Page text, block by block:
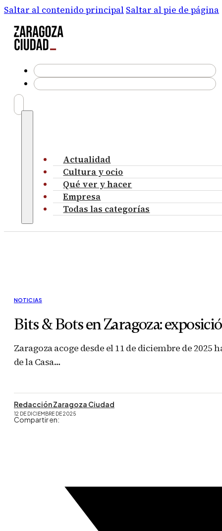
Saltar al contenido principal Saltar al pie de página
Actualidad
Cultura y ocio
Qué ver y hacer
Empresa
Todas las categorías
NOTICIAS
Bits & Bots en Zaragoza:
Zaragoza acoge desde el 11 de diciembre de 2025
de la Casa…
Redacción Zaragoza Ciudad
12 DE DICIEMBRE DE 2025
Compartir en: